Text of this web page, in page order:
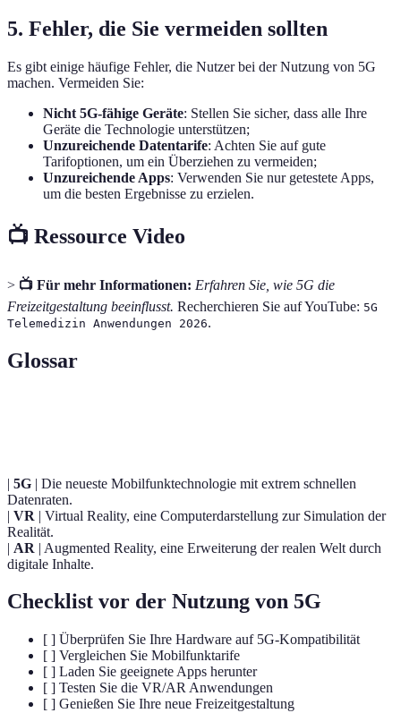
5. Fehler, die Sie vermeiden sollten
Es gibt einige häufige Fehler, die Nutzer bei der Nutzung von 5G
machen. Vermeiden Sie:
Nicht 5G-fähige Geräte: Stellen Sie sicher, dass alle Ihre
Geräte die Technologie unterstützen;
Unzureichende Datentarife: Achten Sie auf gute
Tarifoptionen, um ein Überziehen zu vermeiden;
Unzureichende Apps: Verwenden Sie nur getestete Apps,
um die besten Ergebnisse zu erzielen.
📺 Ressource Video
> 📺 Für mehr Informationen: Erfahren Sie, wie 5G die
Freizeitgestaltung beeinflusst. Recherchieren Sie auf YouTube: 5G
Telemedizin Anwendungen 2026.
Glossar
| 5G | Die neueste Mobilfunktechnologie mit extrem schnellen
Datenraten.
| VR | Virtual Reality, eine Computerdarstellung zur Simulation der
Realität.
| AR | Augmented Reality, eine Erweiterung der realen Welt durch
digitale Inhalte.
Checklist vor der Nutzung von 5G
[ ] Überprüfen Sie Ihre Hardware auf 5G-Kompatibilität
[ ] Vergleichen Sie Mobilfunktarife
[ ] Laden Sie geeignete Apps herunter
[ ] Testen Sie die VR/AR Anwendungen
[ ] Genießen Sie Ihre neue Freizeitgestaltung